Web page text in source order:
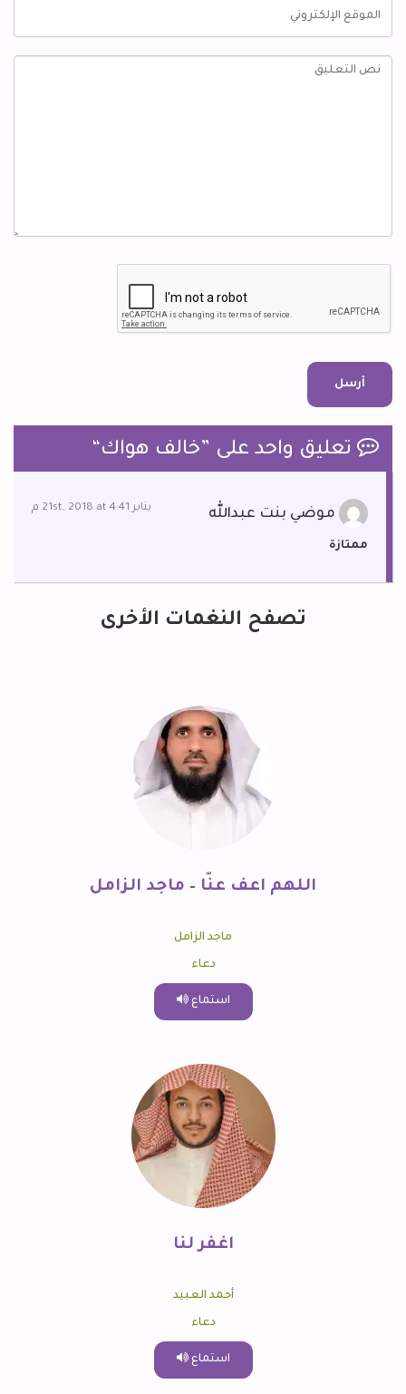
تعليق واحد على ” خالف هواك“
موضي بنت عبدالله يناير 21st, 2018 at 4:41 م
ممتازة
تصفح النغمات الأخرى
اللهم اعف عنّا – ماجد الزامل
ماجد الزامل
دعاء
استماع
اغفر لنا
أحمد العبيد
دعاء
استماع